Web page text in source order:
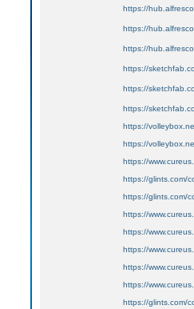
https://
https://
https://
https://
https://
https://
https://
https://
https://
https://glints.com/
https://glints.com/
https://
https://
https://
https://
https://
https://glints.com/